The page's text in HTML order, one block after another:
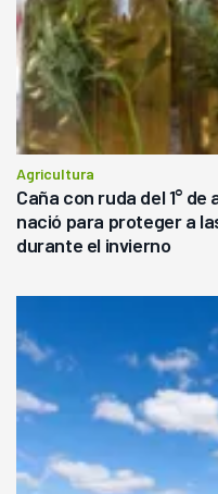
Agricultura
Caña con ruda del 1°
nació para proteger a
durante el invierno